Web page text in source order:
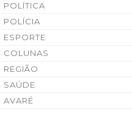
POLÍTICA
POLÍCIA
ESPORTE
COLUNAS
REGIÃO
SAÚDE
AVARÉ